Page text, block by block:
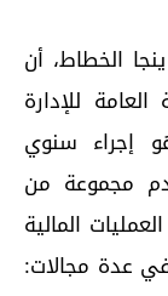
الخطاط، أن
للإدارة
هو إجراء سنوي
مجموعة من
المالية
للجهة برسم سنة 2016، في عدة مجالات: